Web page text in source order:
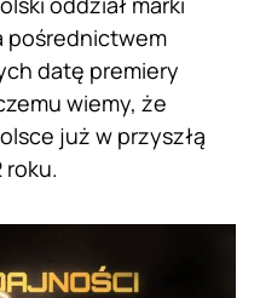
pośrednictwem
datę premiery
wiemy, że
już w przyszłą